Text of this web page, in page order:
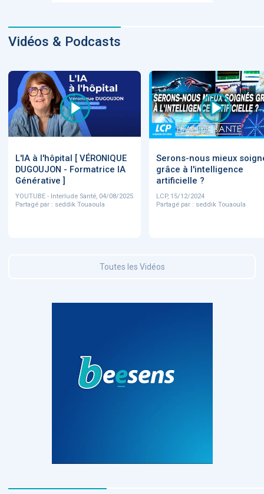
Vidéos & Podcasts
L'IA à l'hôpital [ VÉRONIQUE
DUGOUJON - Formatrice IA
Générative ]
YOUTUBE - Interlude Santé, 04/08/2025
Partagé par : seddik Touaoula
Serons-nous mieux
grâce à l'intelligence
artificielle ?
LCP, 15/12/2024
Partagé par : seddik Touaoula
Toutes les Vidéos